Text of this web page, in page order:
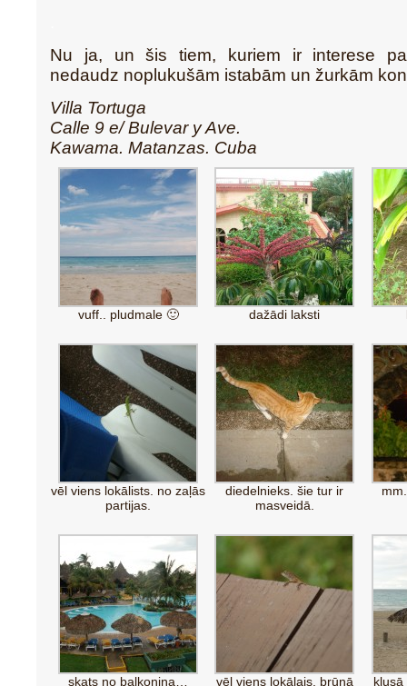
Nu ja, un šis tiem, kuriem ir interese
nedaudz noplukušām istabām un žurkām
Villa Tortuga
Calle 9 e/ Bulevar y Ave.
Kawama. Matanzas. Cuba
vuff.. pludmale 🙂 dažādi laksti
vēl viens lokālists. no zaļās
partijas.
diedelnieks. šie tur ir
masveidā.
skats no balkoniņa… vēl viens lokālais. brūnā